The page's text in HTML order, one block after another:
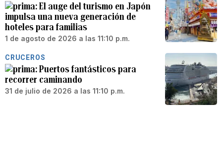
El auge del turismo en Japón
impulsa una nueva generación de
hoteles para familias
1 de agosto de 2026 a las 11:10 p.m.
CRUCEROS
Puertos fantásticos para
recorrer caminando
31 de julio de 2026 a las 11:10 p.m.